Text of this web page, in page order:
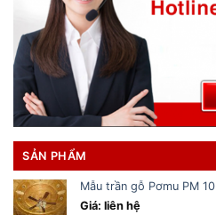
SẢN PHẨM
Mẫu trần gỗ Pơmu PM 10
Giá: liên hệ